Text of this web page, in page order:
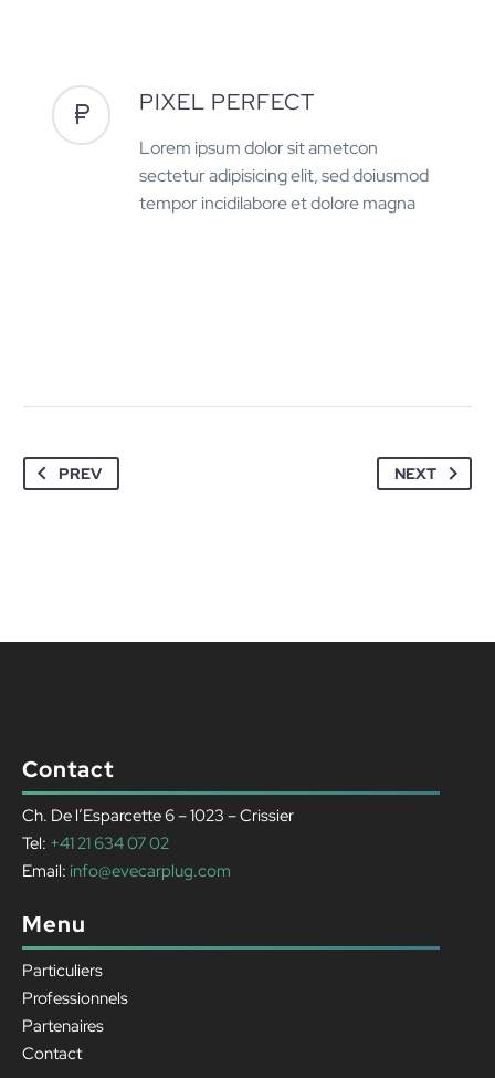
PIXEL PERFECT
Lorem ipsum dolor sit ametcon
sectetur adipisicing elit, sed doiusmod
tempor incidilabore et dolore magna
PREV NEXT
Contact
Ch. De l’Esparcette 6 – 1023 – Crissier
Tel: +41 21 634 07 02
Email: info@evecarplug.com
Menu
Particuliers
Professionnels
Partenaires
Contact